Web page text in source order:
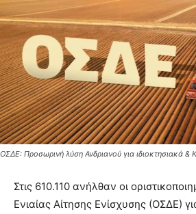
ΟΣΔΕ: Προσωρινή λύση Ανδριανού για ιδιοκτησιακά &
Στις 610.110 ανήλθαν οι
Ενιαίας Αίτησης Ενίσχυσης (ΟΣΔΕ)